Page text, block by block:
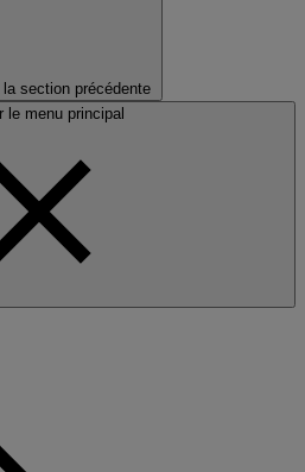
la section précédente
le menu principal